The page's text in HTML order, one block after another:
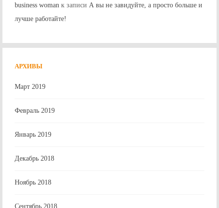
business woman к записи А вы не завидуйте, а просто больше и
лучше работайте!
АРХИВЫ
Март 2019
Февраль 2019
Январь 2019
Декабрь 2018
Ноябрь 2018
Сентябрь 2018